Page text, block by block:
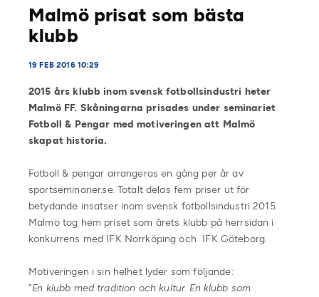
Malmö prisat som bästa
klubb
19 FEB 2016 10:29
2015 års klubb inom svensk fotbollsindustri heter
Malmö FF. Skåningarna prisades under seminariet
Fotboll & Pengar med motiveringen att Malmö
skapat historia.
Fotboll & pengar arrangeras en gång per år av
sportseminarier.se. Totalt delas fem priser ut för
betydande insatser inom svensk fotbollsindustri 2015.
Malmö tog hem priset som årets klubb på herrsidan i
konkurrens med IFK Norrköping och IFK Göteborg.
Motiveringen i sin helhet lyder som följande:
”En klubb med tradition och kultur. En klubb som